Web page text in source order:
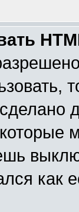
сделано
как